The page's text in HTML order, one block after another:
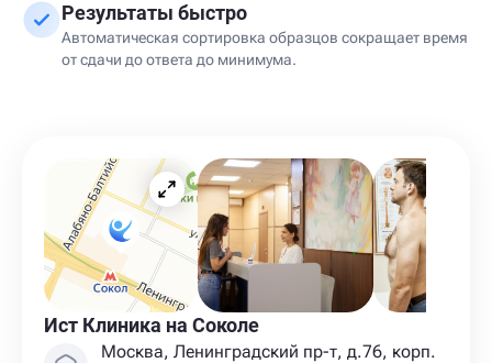
Результаты быстро
Автоматическая сортировка образцов сокращает время
от сдачи до ответа до минимума.
Ист Клиника на Соколе
Москва, Ленинградский пр-т, д.76, корп.